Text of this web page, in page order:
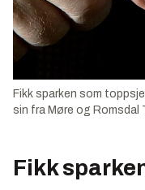
Fikk sparken som
sin fra Møre og Romsdal
Fikk